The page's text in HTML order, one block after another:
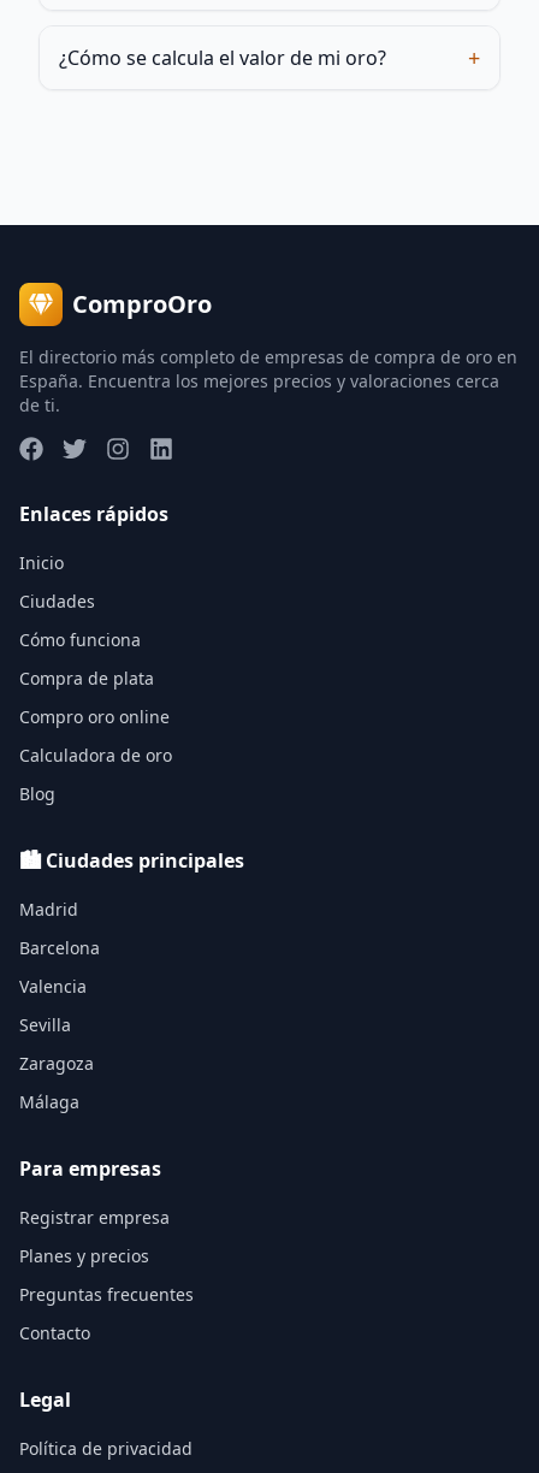
¿Cómo se calcula el valor de mi oro? +
ComproOro
El directorio más completo de empresas de compra de oro en
España. Encuentra los mejores precios y valoraciones cerca
de ti.
Enlaces rápidos
Inicio
Ciudades
Cómo funciona
Compra de plata
Compro oro online
Calculadora de oro
Blog
🏙️ Ciudades principales
Madrid
Barcelona
Valencia
Sevilla
Zaragoza
Málaga
Para empresas
Registrar empresa
Planes y precios
Preguntas frecuentes
Contacto
Legal
Política de privacidad